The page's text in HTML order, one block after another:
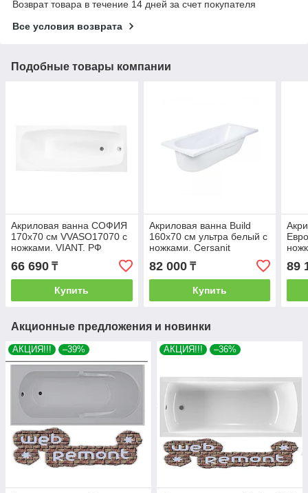
Возврат товара в течение 14 дней за счет покупателя
Все условия возврата
Подобные товары компании
Акриловая ванна СОФИЯ
170х70 см VVASO17070 с
ножками. VIANT. РФ
66 690 ₸
Купить
Акриловая ванна Build
160х70 см ультра белый с
ножками. Cersanit
82 000₸
Купить
89
Акционные предложения и новинки
АКЦИЯ!!! –39% АКЦИЯ!!! –36%